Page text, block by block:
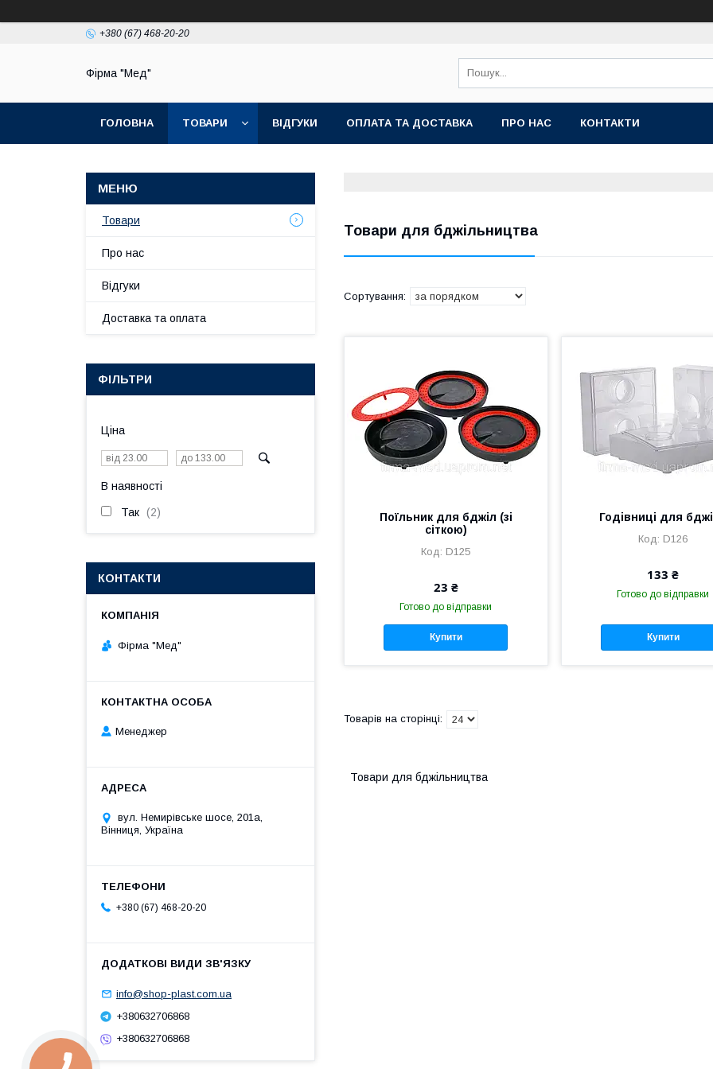
+380 (67) 468-20-20
Фірма "Мед"
ГОЛОВНА ТОВАРИ ВІДГУКИ ОПЛАТА ТА ДОСТАВКА ПРО НАС КОНТАКТИ
Товари для бджільництва
Поїльник для бджіл (зі
сіткою)
D125
23 ₴
Готово до відправки
Купити
Годівниці для
D126
133 ₴
Готово до відправки
Купити
Товари для бджільництва
Товари
Про нас
Відгуки
Доставка та оплата
ФІЛЬТРИ
Ціна
В наявності
Так 2
КОНТАКТИ
Фірма "Мед"
Менеджер
вул. Немирівське шосе, 201а,
Вінниця, Україна
+380 (67) 468-20-20
info@shop-plast.com.ua
+380632706868
+380632706868